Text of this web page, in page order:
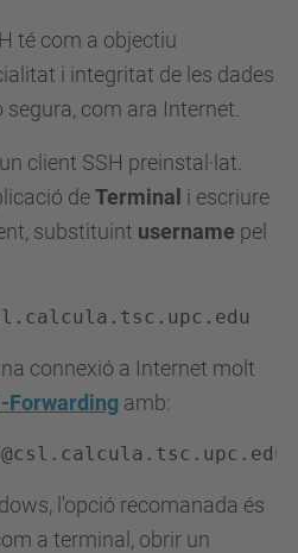
té com a objectiu
i integritat de les dades
com ara Internet.
client SSH preinstal·lat.
deTerminal i escriure
substituint username pel
connexió a Internet molt
Forwarding amb:
l'opció recomanada és
a terminal, obrir un